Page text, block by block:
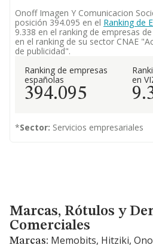
Onoff Imagen Y Comunicacion
posición 394.095 en el Ranking de
9.338 en el ranking de empresas
en el ranking de su sector CNAE
de publicidad".
Ranking de empresas
españolas
394.095
en
*Sector: Servicios empresariales
Marcas, Rótulos y
Marcas, Rótulos y
Comerciales
Marcas: Memobits, Hitziki,